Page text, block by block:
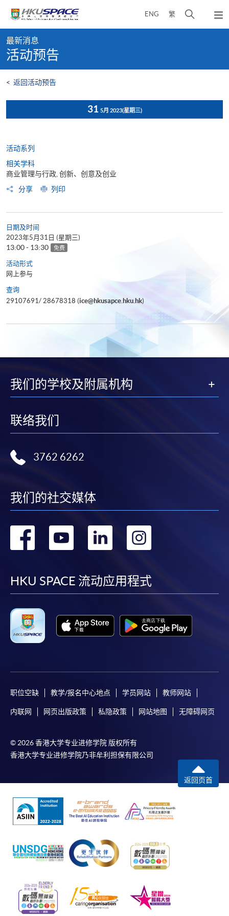
content
ENG 繁
开
弹
出
content
start
最新消息
活动预告
< 返回活动预告
31 5月 2023(星期三)
活动系列
相关学科
商业管理与行政, 创新、创意及创业
分享
列印
日期及时间
2023年5月31日 (星期三)
13:00 - 13:30 免费
活动形式
网上参与
查询
29107691/ 28678318 (ice@hkusapce.hku.hk)
我们的学校及附属机构
联络我们
3762 6262
我们的社交媒体
转
facebook
转
youtube
转
linkedin
转
HKU SPACE 流动应用程式
职位空缺 教学/报名中心地点 学员网站 教师网站
内联网 网页出版政策 私隐政策 网站地图 无障碍网页
© 2026 香港大学专业进修学院 版权所有
香港大学专业进修学院乃非牟利担保有限公司
返回页首